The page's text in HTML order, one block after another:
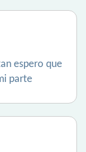
espero que
parte